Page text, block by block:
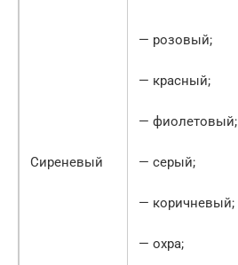
Сиреневый
— розовый;
— красный;
— фиолетовый;
— серый;
— коричневый;
— охра;